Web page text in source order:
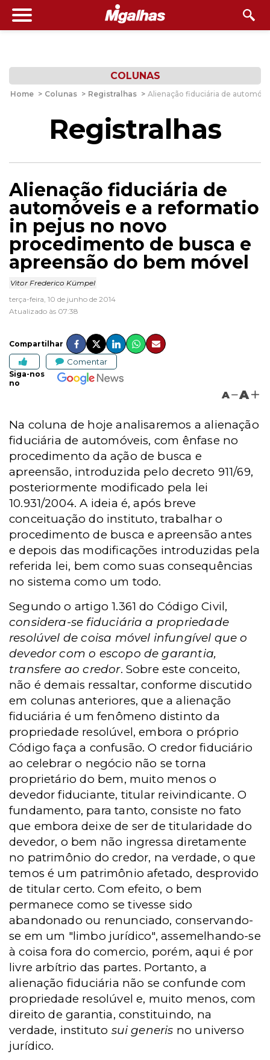
COLUNAS
Home > Colunas > Registralhas > Alienação fiduciária de
Registralhas
Alienação fiduciária de
automóveis e a reformatio
in pejus no novo
procedimento de busca e
apreensão do bem móvel
Vitor Frederico Kümpel
terça-feira, 10 de junho de 2014
Atualizado às 07:38
Compartilhar
Comentar
Siga-nos
no
A A
Na coluna de hoje analisaremos a alienação
fiduciária de automóveis, com ênfase no
procedimento da ação de busca e
apreensão, introduzida pelo decreto 911/69,
posteriormente modificado pela lei
10.931/2004. A ideia é, após breve
conceituação do instituto, trabalhar o
procedimento de busca e apreensão antes
e depois das modificações introduzidas pela
referida lei, bem como suas consequências
no sistema como um todo.
Segundo o artigo 1.361 do Código Civil,
considera-se fiduciária a propriedade
resolúvel de coisa móvel infungível que o
devedor com o escopo de garantia,
transfere ao credor. Sobre este conceito,
não é demais ressaltar, conforme discutido
em colunas anteriores, que a alienação
fiduciária é um fenômeno distinto da
propriedade resolúvel, embora o próprio
Código faça a confusão. O credor fiduciário
ao celebrar o negócio não se torna
proprietário do bem, muito menos o
devedor fiduciante, titular reivindicante. O
fundamento, para tanto, consiste no fato
que embora deixe de ser de titularidade do
devedor, o bem não ingressa diretamente
no patrimônio do credor, na verdade, o que
temos é um patrimônio afetado, desprovido
de titular certo. Com efeito, o bem
permanece como se tivesse sido
abandonado ou renunciado, conservando-
se em um "limbo jurídico", assemelhando-se
à coisa fora do comercio, porém, aqui é por
livre arbítrio das partes. Portanto, a
alienação fiduciária não se confunde com
propriedade resolúvel e, muito menos, com
direito de garantia, constituindo, na
verdade, instituto sui generis no universo
jurídico.